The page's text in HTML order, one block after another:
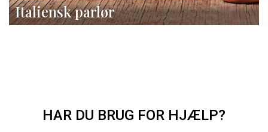
Italiensk parlør
HAR DU BRUG FOR HJÆLP?